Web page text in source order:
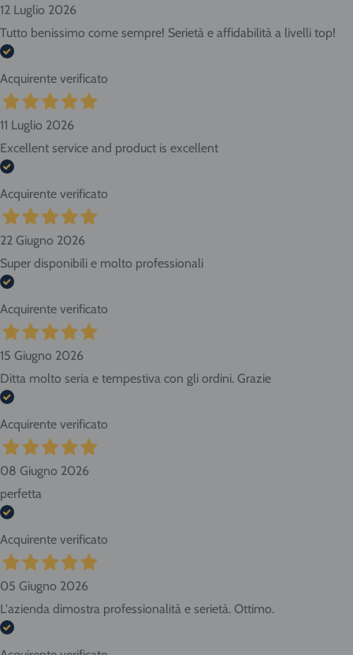
12 Luglio 2026
Tutto benissimo come sempre! Serietà e affidabilità a livelli top!
Acquirente verificato
11 Luglio 2026
Excellent service and product is excellent
Acquirente verificato
22 Giugno 2026
Super disponibili e molto professionali
Acquirente verificato
15 Giugno 2026
Ditta molto seria e tempestiva con gli ordini. Grazie
Acquirente verificato
08 Giugno 2026
perfetta
Acquirente verificato
05 Giugno 2026
L'azienda dimostra professionalità e serietà. Ottimo.